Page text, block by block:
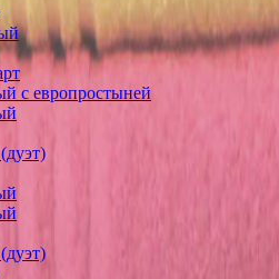
с европростыней